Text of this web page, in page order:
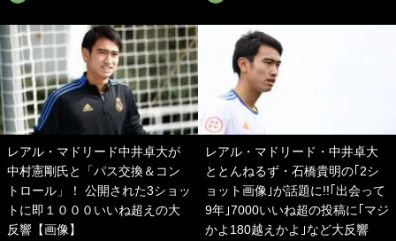
レアル・マドリード中井卓大が
中村憲剛氏と「パス交換＆コン
トロール」！ 公開された3ショッ
トに即１０００いいね超えの大
反響【画像】
レアル・マドリード・中井卓大
ととんねるず・石橋貴明の｢2シ
ョット画像｣が話題に!!｢出会って
9年｣7000いいね超の投稿に｢マジ
かよ180越えかよ｣など大反響